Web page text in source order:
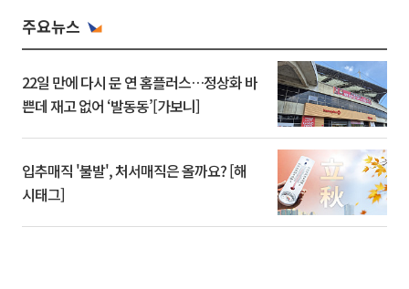
주요뉴스
22일 만에 다시 문 연 홈플러스…정상화 바
쁜데 재고 없어 ‘발동동’[가보니]
입추매직 '불발', 처서매직은 올까요? [해
시태그]